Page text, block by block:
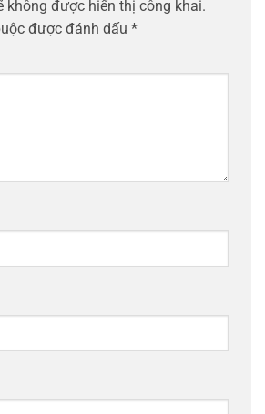
không được hiển thị công khai.
được đánh dấu *